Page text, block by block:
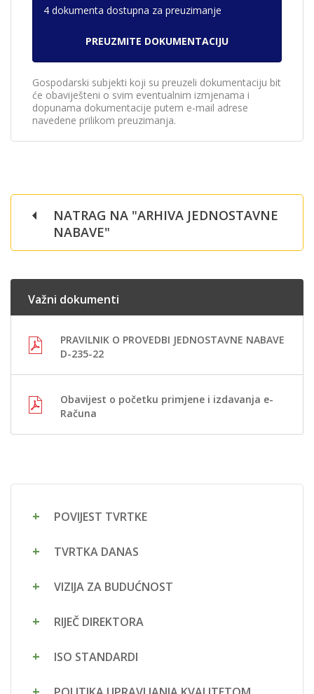
4 dokumenta dostupna za preuzimanje
Gospodarski subjekti koji su preuzeli dokumentaciju bit
će obaviješteni o svim eventualnim izmjenama i
dopunama dokumentacije putem e-mail adrese
navedene prilikom preuzimanja.
NATRAG NA "ARHIVA JEDNOSTAVNE
NABAVE"
Važni dokumenti
PRAVILNIK O PROVEDBI JEDNOSTAVNE NABAVE
D-235-22
Obavijest o početku primjene i izdavanja e-
Računa
POVIJEST TVRTKE
TVRTKA DANAS
VIZIJA ZA BUDUĆNOST
RIJEČ DIREKTORA
ISO STANDARDI